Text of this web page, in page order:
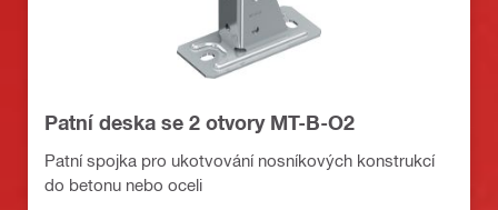
Patní deska se 2 otvory MT-B-O2
Patní spojka pro ukotvování nosníkových konstrukcí
do betonu nebo oceli